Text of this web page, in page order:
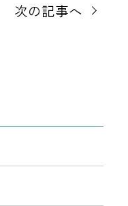
次の記事へ